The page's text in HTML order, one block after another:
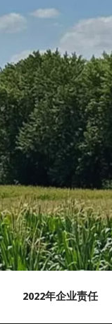
2022年企业责任